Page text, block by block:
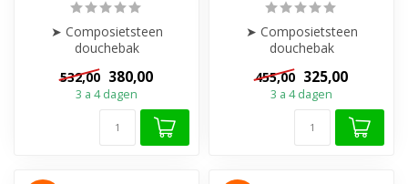
➤ Composietsteen
douchebak
➤ Anti-slip
➤ Krasvrij & Stootbestendig
➤ Inkortba...
532,00 380,00
3 a 4 dagen
➤ Composietsteen
douchebak
➤ Anti-slip
➤ Krasvrij & Stootbestendig
➤ Inkortba...
455,00 325,00
3 a 4 dagen